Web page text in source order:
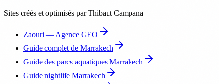
Sites créés et optimisés par Thibaut Campana
Zaouri — Agence GEO
Guide complet de Marrakech
Guide des parcs aquatiques Marrakech
Guide nightlife Marrakech